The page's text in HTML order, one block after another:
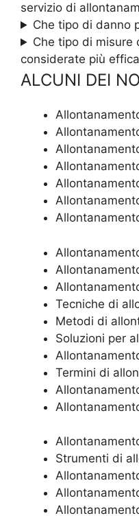
servizio di
Che tipo di danno
Che tipo di misure
considerate più
ALCUNI DEI
Tecniche di
Metodi di
Soluzioni per
Termini di
Strumenti di